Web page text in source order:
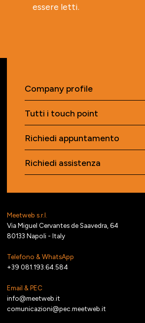
essere letti.
Meetweb s.r.l.
Via Miguel Cervantes de Saavedra, 64
80133 Napoli - Italy
Telefono & WhatsApp
+39 081.193.64.584
Email & PEC
info@meetweb.it
comunicazioni@pec.meetweb.it
Company profile
Tutti i touch point
Richiedi appuntamento
Richiedi assistenza